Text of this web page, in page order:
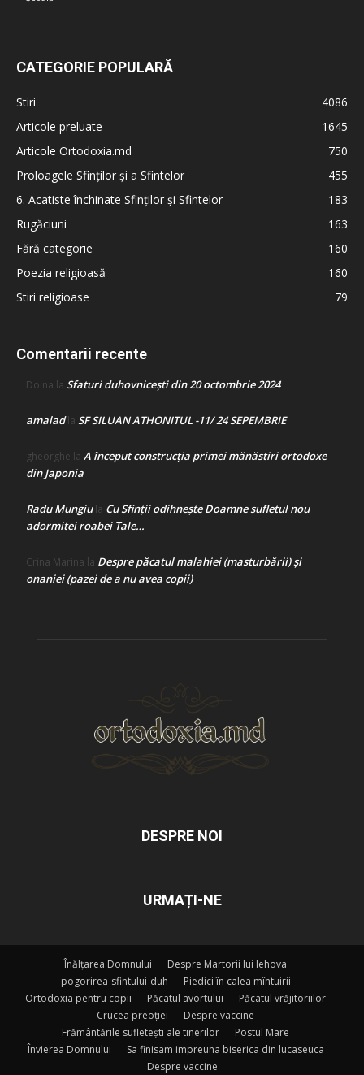
CATEGORIE POPULARĂ
Stiri
4086
Articole preluate
1645
Articole Ortodoxia.md
750
Proloagele Sfinților și a Sfintelor
455
6. Acatiste închinate Sfinților și Sfintelor
183
Rugăciuni
163
Fără categorie
160
Poezia religioasă
160
Stiri religioase
79
Comentarii recente
Doina la Sfaturi duhovnicești din 20 octombrie 2024
amaladla SF SILUAN ATHONITUL -11/ 24 SEPEMBRIE
gheorghe la A început construcţia primei mănăstiri ortodoxe
din Japonia
Radu Mungiula Cu Sfinții odihnește Doamne sufletul nou
adormitei roabei Tale…
Crina Marina la Despre păcatul malahiei (masturbării) şi
onaniei (pazei de a nu avea copii)
DESPRE NOI
URMAȚI-NE
Înălțarea Domnului
Despre Martorii lui Iehova
pogorirea-sfintului-duh
Piedici în calea mîntuirii
Ortodoxia pentru copii
Păcatul avortului
Păcatul vrăjitoriilor
Crucea preoției
Despre vaccine
Frământările sufletești ale tinerilor
Postul Mare
Învierea Domnului
Sa finisam impreuna biserica din lucaseuca
Despre vaccine